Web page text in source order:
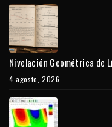
Nivelación Geométrica de
4 agosto, 2026